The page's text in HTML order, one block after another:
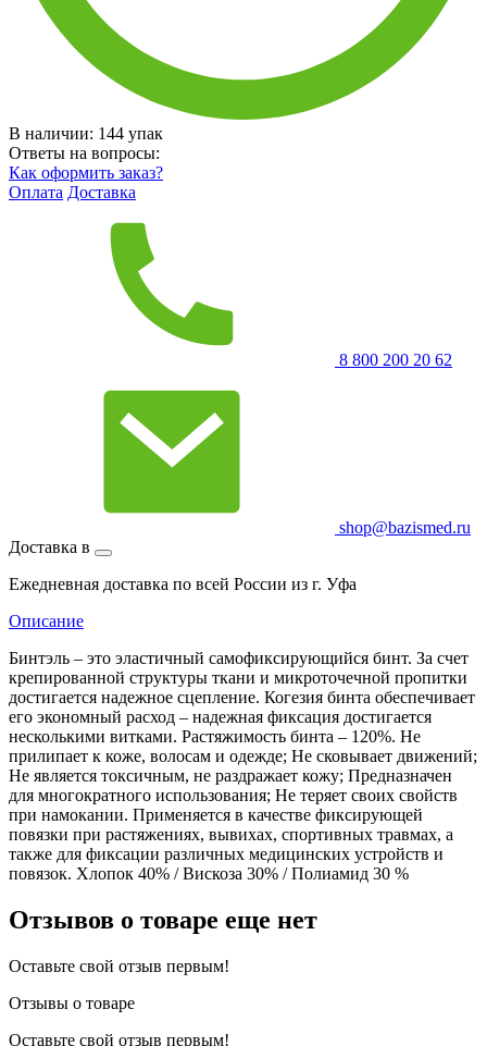
В наличии: 144 упак
Ответы на вопросы:
Как оформить заказ?
Оплата Доставка
8 800 200 20 62
shop@bazismed.ru
Доставка в
Ежедневная доставка по всей России из г. Уфа
Описание
Бинтэль – это эластичный самофиксирующийся бинт. За счет
крепированной структуры ткани и микроточечной пропитки
достигается надежное сцепление. Когезия бинта обеспечивает
его экономный расход – надежная фиксация достигается
несколькими витками. Растяжимость бинта – 120%. Не
прилипает к коже, волосам и одежде; Не сковывает движений;
Не является токсичным, не раздражает кожу; Предназначен
для многократного использования; Не теряет своих свойств
при намокании. Применяется в качестве фиксирующей
повязки при растяжениях, вывихах, спортивных травмах, а
также для фиксации различных медицинских устройств и
повязок. Хлопок 40% / Вискоза 30% / Полиамид 30 %
Отзывов о товаре еще нет
Оставьте свой отзыв первым!
Отзывы о товаре
Оставьте свой отзыв первым!